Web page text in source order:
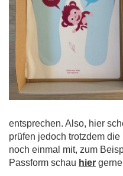
entsprechen. Also, hier
prüfen jedoch trotzdem
noch einmal mit, zum
Passform schau hier